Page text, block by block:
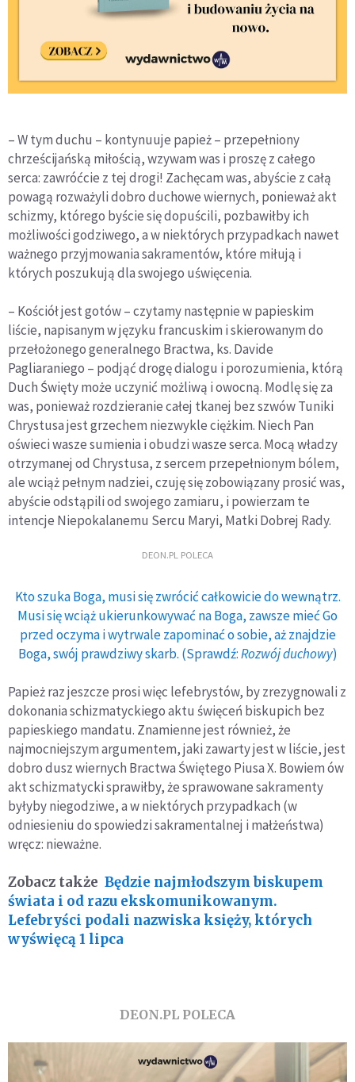
– W tym duchu – kontynuuje papież – przepełniony
chrześcijańską miłością, wzywam was i proszę z całego
serca: zawróćcie z tej drogi! Zachęcam was, abyście z całą
powagą rozważyli dobro duchowe wiernych, ponieważ akt
schizmy, którego byście się dopuścili, pozbawiłby ich
możliwości godziwego, a w niektórych przypadkach nawet
ważnego przyjmowania sakramentów, które miłują i
których poszukują dla swojego uświęcenia.
– Kościół jest gotów – czytamy następnie w papieskim
liście, napisanym w języku francuskim i skierowanym do
przełożonego generalnego Bractwa, ks. Davide
Pagliaraniego – podjąć drogę dialogu i porozumienia, którą
Duch Święty może uczynić możliwą i owocną. Modlę się za
was, ponieważ rozdzieranie całej tkanej bez szwów Tuniki
Chrystusa jest grzechem niezwykle ciężkim. Niech Pan
oświeci wasze sumienia i obudzi wasze serca. Mocą władzy
otrzymanej od Chrystusa, z sercem przepełnionym bólem,
ale wciąż pełnym nadziei, czuję się zobowiązany prosić was,
abyście odstąpili od swojego zamiaru, i powierzam te
intencje Niepokalanemu Sercu Maryi, Matki Dobrej Rady.
DEON.PL POLECA
Kto szuka Boga, musi się zwrócić całkowicie do wewnątrz.
Musi się wciąż ukierunkowywać na Boga, zawsze mieć Go
przed oczyma i wytrwale zapominać o sobie, aż znajdzie
Boga, swój prawdziwy skarb. (Sprawdź:Rozwój duchowy)
Papież raz jeszcze prosi więc lefebrystów, by zrezygnowali z
dokonania schizmatyckiego aktu święceń biskupich bez
papieskiego mandatu. Znamienne jest również, że
najmocniejszym argumentem, jaki zawarty jest w liście, jest
dobro dusz wiernych Bractwa Świętego Piusa X. Bowiem ów
akt schizmatycki sprawiłby, że sprawowane sakramenty
byłyby niegodziwe, a w niektórych przypadkach (w
odniesieniu do spowiedzi sakramentalnej i małżeństwa)
wręcz: nieważne.
Zobacz także Będzie najmłodszym biskupem
świata i od razu ekskomunikowanym.
Lefebryści podali nazwiska księży, których
wyświęcą 1 lipca
DEON.PL POLECA